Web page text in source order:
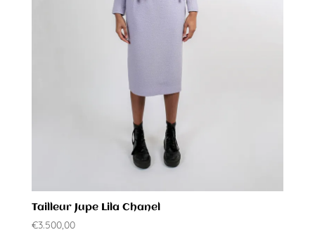
Tailleur Jupe Lila Chanel
€3.500,00